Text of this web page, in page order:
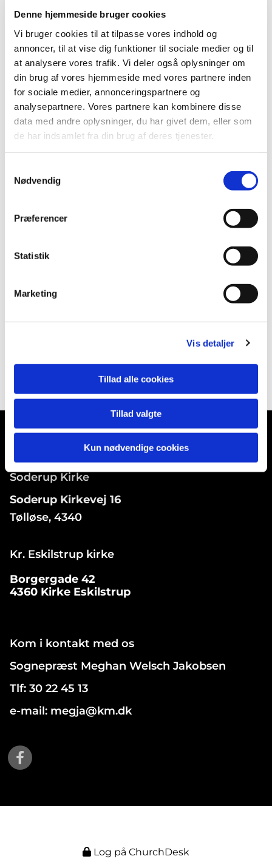
Denne hjemmeside bruger cookies
Vi bruger cookies til at tilpasse vores indhold og
annoncer, til at vise dig funktioner til sociale medier og til
at analysere vores trafik. Vi deler også oplysninger om
din brug af vores hjemmeside med vores partnere inden
for sociale medier, annonceringspartnere og
analysepartnere. Vores partnere kan kombinere disse
data med andre oplysninger, du har givet dem, eller som
de har indsamlet fra din brug af deres tjenester.
Nødvendig
Præferencer
Statistik
Marketing
Vis detaljer
Tillad alle cookies
Tillad valgte
Kun nødvendige cookies
Du vil måske også kunne lide...
Soderup Kirke
Soderup Kirkevej 16
Tølløse, 4340
Kr. Eskilstrup kirke
Borgergade 42
4360 Kirke Eskilstrup
Kom i kontakt med os
Sognepræst Meghan Welsch Jakobsen
Tlf: 30 22 45 13
e-mail: megja@km.dk
Log på ChurchDesk